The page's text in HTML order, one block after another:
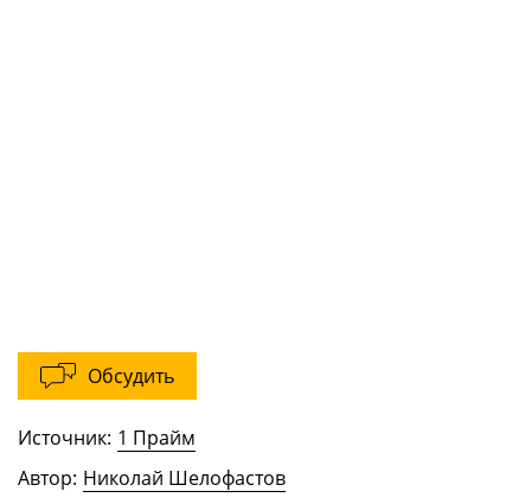
Обсудить
Источник: 1 Прайм
Автор: Николай Шелофастов